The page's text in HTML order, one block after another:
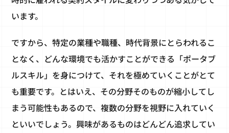
います。
ですから、特定の業種や職種、時代背景にとらわれるこ
となく、どんな環境でも活かすことができる「ポータブ
ルスキル」を身につけて、それを極めていくことがとて
も重要です。とはいえ、その分野そのものが縮小してし
まう可能性もあるので、複数の分野を視野に入れていく
といいでしょう。興味があるものはどんどん追求してい